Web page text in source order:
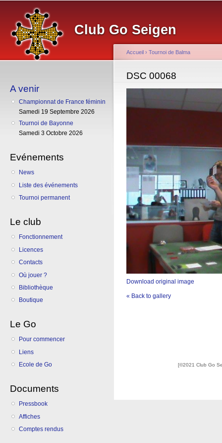
Club Go Seigen
A venir
Championnat de France féminin
Samedi 19 Septembre 2026
Tournoi de Bayonne
Samedi 3 Octobre 2026
Evénements
News
Liste des événements
Tournoi permanent
Le club
Fonctionnement
Licences
Contacts
Où jouer ?
Bibliothèque
Boutique
Le Go
Pour commencer
Liens
Ecole de Go
Documents
Pressbook
Affiches
Comptes rendus
Vous êtes ici
Accueil › Tournoi de Balma
DSC 00068
Download original image
« Back to gallery
[©2021 Club Go